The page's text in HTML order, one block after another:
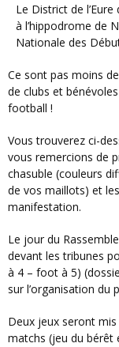
Le District de
à l’hippodrome de
Nationale des
Ce sont pas moins de 3000 joueurs/joueuses, parents, membres
de clubs et
football !
Vous trouverez ci-dessous la convocation avec les horaires (nous
vous remercions de
chasuble (couleurs
de vos maillots) et
manifestation.
Le jour du Rassemblement, il faudra se présenter à l’accueil
devant les tribunes
à 4 – foot à 5)
sur l’organisation du
Deux jeux seront mis en place sur les plateaux en plus des
matchs (jeu du bérêt